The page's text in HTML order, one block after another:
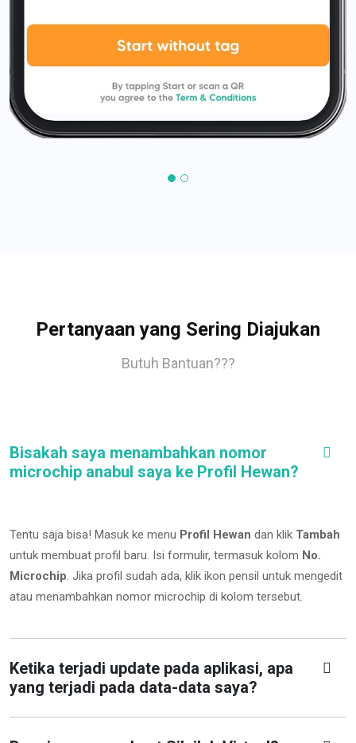
Pertanyaan yang Sering Diajukan
Butuh Bantuan???
Bisakah saya menambahkan nomor
microchip anabul saya ke Profil Hewan?
Tentu saja bisa! Masuk ke menu Profil Hewan dan klik Tambah
untuk membuat profil baru. Isi formulir, termasuk kolom No.
Microchip. Jika profil sudah ada, klik ikon pensil untuk mengedit
atau menambahkan nomor microchip di kolom tersebut.
Ketika terjadi update pada aplikasi, apa
yang terjadi pada data-data saya?